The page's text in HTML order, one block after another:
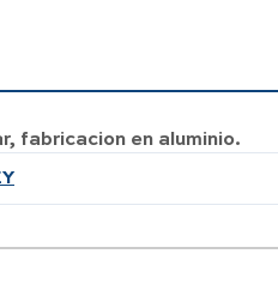
fabricacion en aluminio.